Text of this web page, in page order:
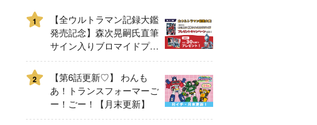
1
【全ウルトラマン記録大鑑
発売記念】森次晃嗣氏直筆
サイン入りブロマイドプレ
ゼントキャンペーン開催！
2
【第6話更新♡】 わんも
あ！トランスフォーマーご
ー！ごー！【月末更新】